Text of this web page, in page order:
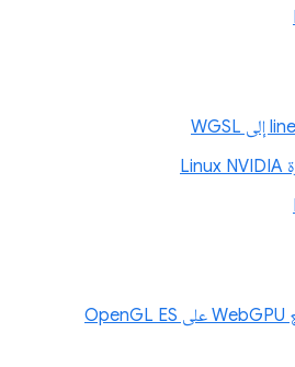
إتاحة وضع التوافق مع WebGPU على OpenGL ES